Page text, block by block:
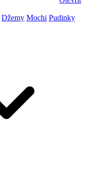
Džemy Mochi Pudinky